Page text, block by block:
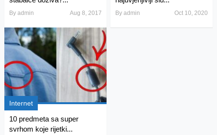
By admin Aug 8, 2017 Byadmin Oct 10, 2020
Internet
10 predmeta sa super
svrhom koje rijetki...